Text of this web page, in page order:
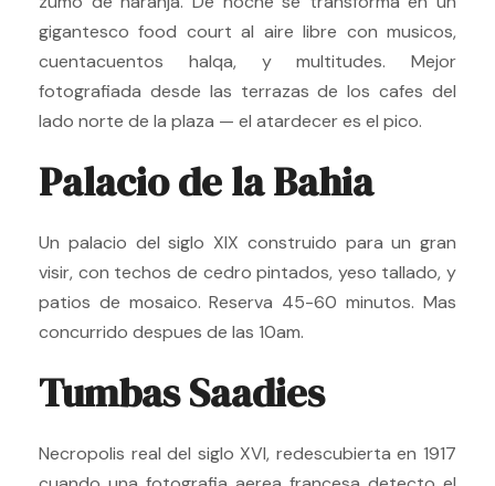
gigantesco food court al aire libre con musicos,
cuentacuentos halqa, y multitudes. Mejor
fotografiada desde las terrazas de los cafes del
lado norte de la plaza — el atardecer es el pico.
Palacio de la Bahia
Un palacio del siglo XIX construido para un gran
visir, con techos de cedro pintados, yeso tallado, y
patios de mosaico. Reserva 45-60 minutos. Mas
concurrido despues de las 10am.
Tumbas Saadies
Necropolis real del siglo XVI, redescubierta en 1917